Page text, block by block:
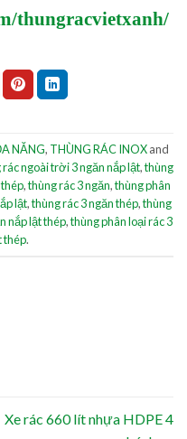
thungracvietxanh/
NĂNG, THÙNG RÁC INOXand
ngoài trời 3 ngăn nắp lật,thùng
,thùng rác 3 ngăn,thùng phân
lật,thùng rác 3 ngăn thép,thùng
nắp lật thép,thùng phân loại rác 3
thép.
Xe rác 660 lít nhựa HDPE 4